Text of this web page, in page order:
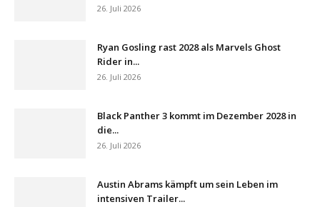
26. Juli 2026
Ryan Gosling rast 2028 als Marvels Ghost
Rider in...
26. Juli 2026
Black Panther 3 kommt im Dezember 2028 in
die...
26. Juli 2026
Austin Abrams kämpft um sein Leben im
intensiven Trailer...